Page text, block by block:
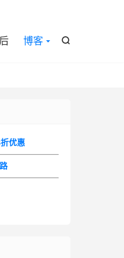

博客
优惠